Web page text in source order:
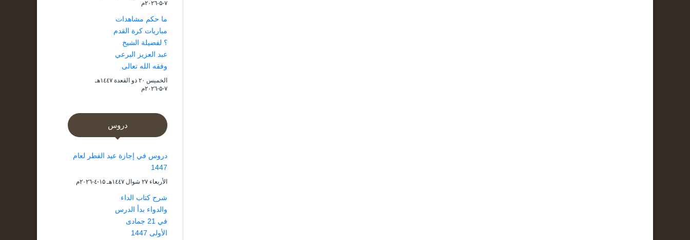
۷-۵-۲۰۲٦م
ما حكم مشاهدات
مباريات كرة القدم
؟ لفضيلة الشيخ
عبد العزيز البرعي
وفقه الله تعالى
الخميس ۲۰ ذو القعدة ۱٤٤۷هـ
۷-۵-۲۰۲٦م
دروس
دروس في إجازة عيد الفطر لعام
1447
الأربعاء ۲۷ شوال ۱٤٤۷هـ ۱۵-٤-۲۰۲٦م
شرح كتاب الداء
والدواء بدأ الدرس
في 21 جمادى
الأولى 1447